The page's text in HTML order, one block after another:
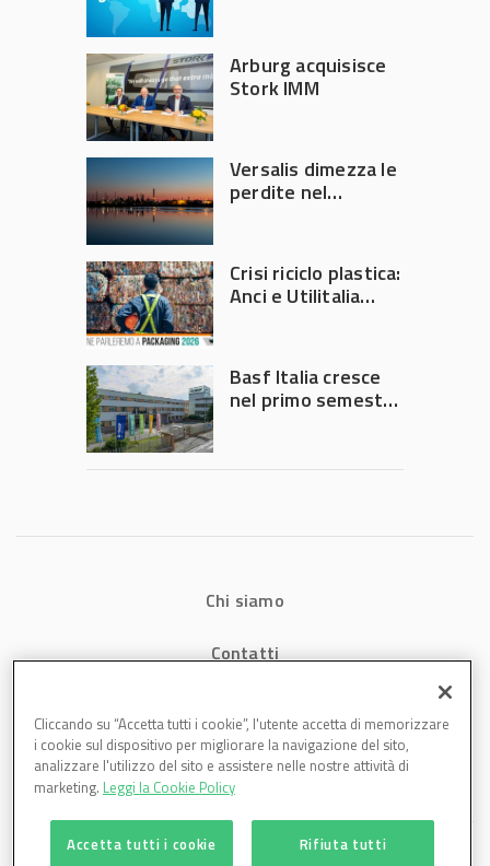
Arburg acquisisce
Stork IMM
Versalis dimezza le
perdite nel
Crisi riciclo plastica:
Anci e Utilitalia
Governo
Basf Italia cresce
nel primo semestre
Chi siamo
Contatti
Cookies
Cliccando su “Accetta tutti i cookie”, l'utente accetta di memorizzare
i cookie sul dispositivo per migliorare la navigazione del sito,
analizzare l'utilizzo del sito e assistere nelle nostre attività di
marketing. Leggi la Cookie Policy
Accetta tutti i cookie Rifiuta tutti